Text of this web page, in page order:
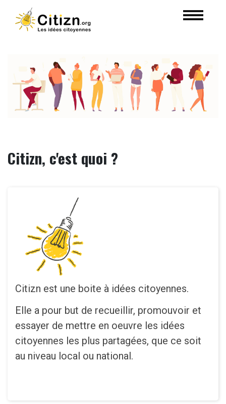
Citizn, c'est quoi ?
Citizn est une boite à idées citoyennes.
Elle a pour but de recueillir, promouvoir et
essayer de mettre en oeuvre les idées
citoyennes les plus partagées, que ce soit
au niveau local ou national.